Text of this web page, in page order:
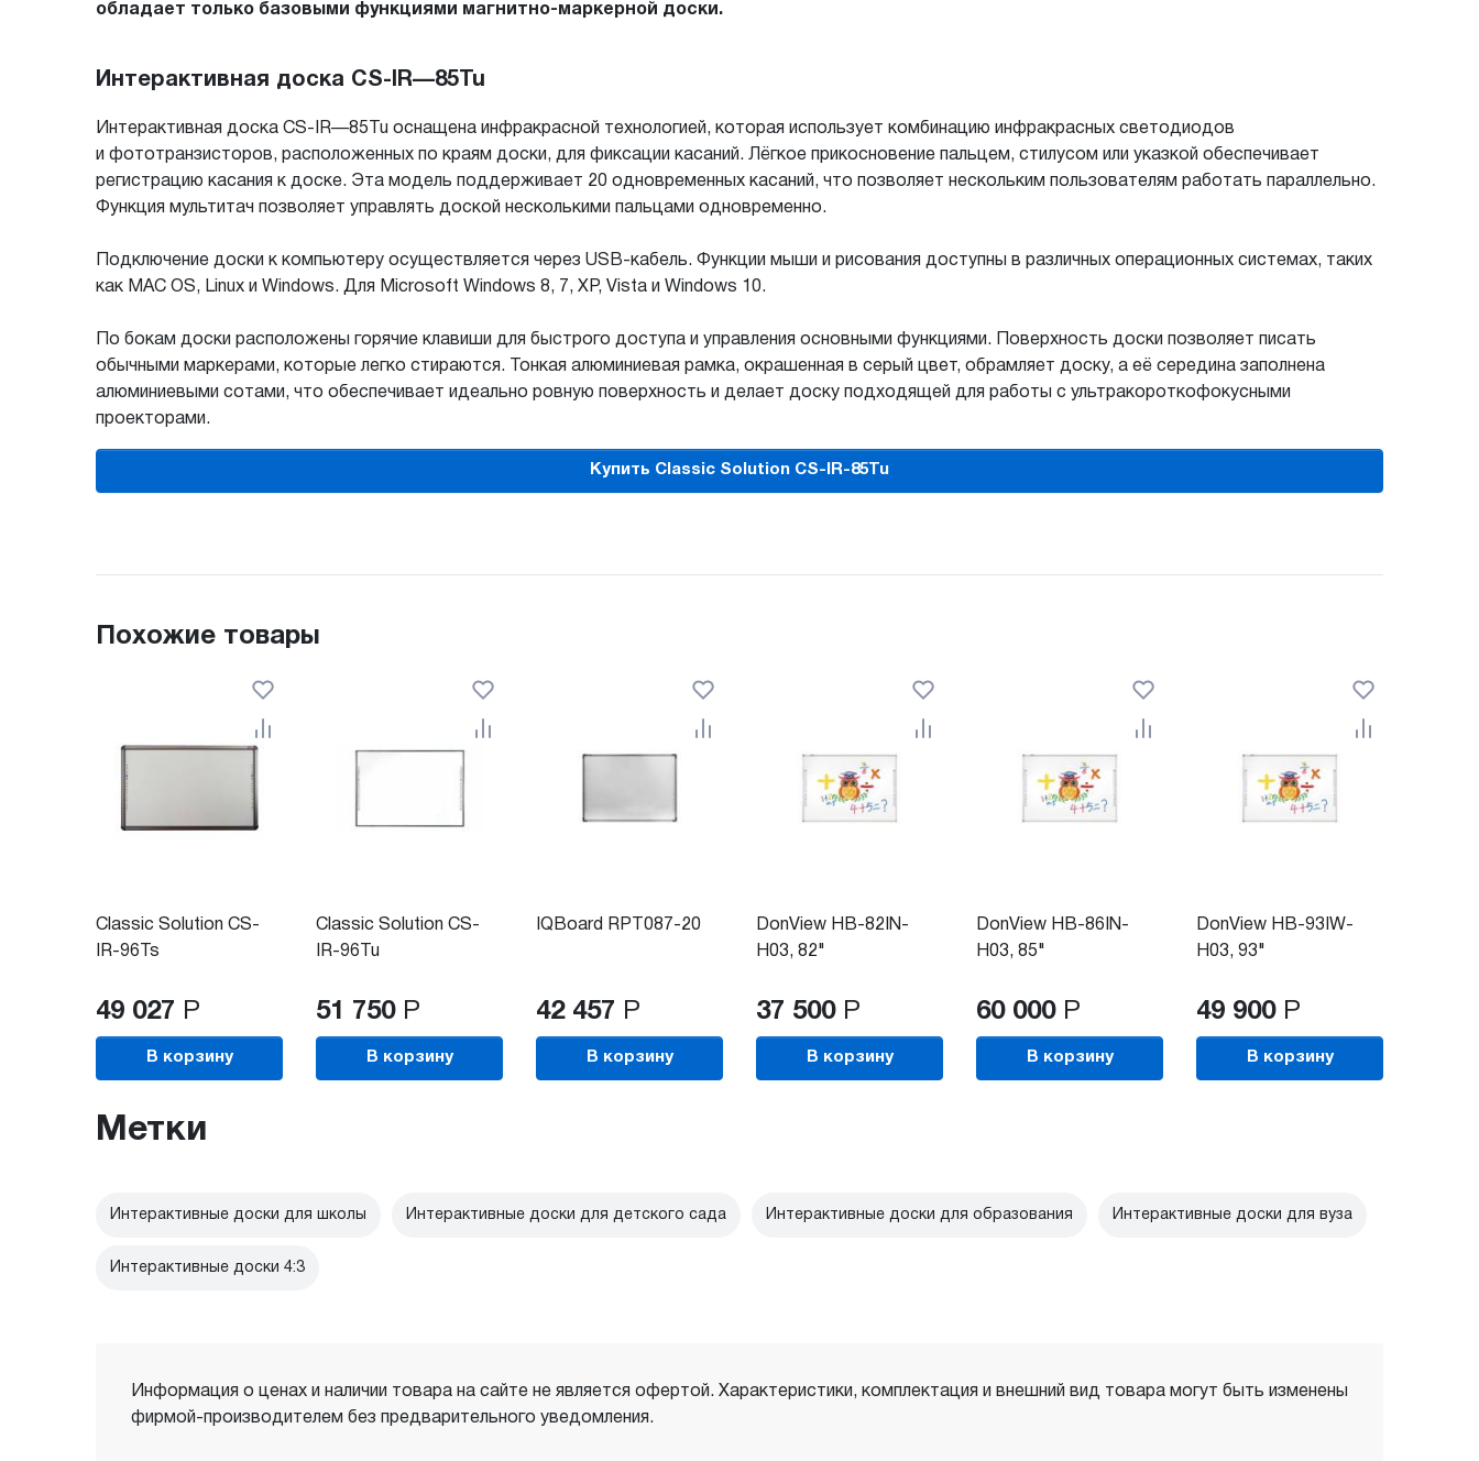
обладает только базовыми функциями магнитно-маркерной доски.
Интерактивная доска CS-IR—85Tu
Интерактивная доска CS-IR—85Tu оснащена инфракрасной технологией, которая использует комбинацию инфракрасных светодиодов
и фототранзисторов, расположенных по краям доски, для фиксации касаний. Лёгкое прикосновение пальцем, стилусом или указкой обеспечивает
регистрацию касания к доске. Эта модель поддерживает 20 одновременных касаний, что позволяет нескольким пользователям работать параллельно.
Функция мультитач позволяет управлять доской несколькими пальцами одновременно.
Подключение доски к компьютеру осуществляется через USB-кабель. Функции мыши и рисования доступны в различных операционных системах, таких
как MAC OS, Linux и Windows. Для Microsoft Windows 8, 7, XP, Vista и Windows 10.
По бокам доски расположены горячие клавиши для быстрого доступа и управления основными функциями. Поверхность доски позволяет писать
обычными маркерами, которые легко стираются. Тонкая алюминиевая рамка, окрашенная в серый цвет, обрамляет доску, а её середина заполнена
алюминиевыми сотами, что обеспечивает идеально ровную поверхность и делает доску подходящей для работы с ультракороткофокусными
проекторами.
Купить Classic Solution CS-IR-85Tu
Похожие товары
Classic Solution CS-
IR-96Ts
49 027 Р
В корзину
Classic Solution CS-
IR-96Tu
51 750 Р
В корзину
IQBoard RPT087-20
42 457 Р
В корзину
DonView HB-82IN-
H03, 82"
37 500 Р
В корзину
DonView HB-86IN-
H03, 85"
60 000 Р
В корзину
DonView HB-93IW-
H03, 93"
49 900 Р
В корзину
Метки
Интерактивные доски для школы Интерактивные доски для детского сада Интерактивные доски для образования Интерактивные доски для вуза
Интерактивные доски 4:3
Информация о ценах и наличии товара на сайте не является офертой. Характеристики, комплектация и внешний вид товара могут быть изменены
фирмой-производителем без предварительного уведомления.